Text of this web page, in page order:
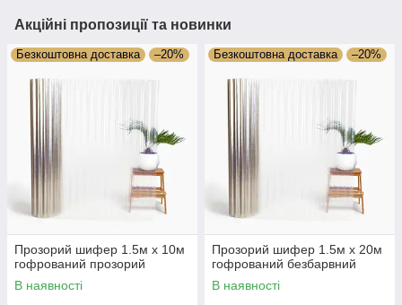
Акційні пропозиції та новинки
Безкоштовна доставка –20%
Прозорий шифер 1.5м х 10м
гофрований прозорий
В наявності
Безкоштовна доставка –20%
Прозорий шифер 1.5м х 20м
гофрований безбарвний
В наявності